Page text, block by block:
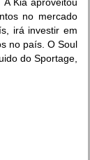
no mercado
irá investir em
no país. O Soul
do Sportage,